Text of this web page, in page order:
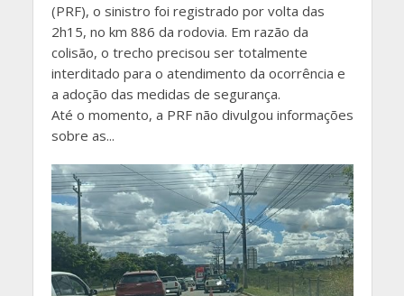
(PRF), o sinistro foi registrado por volta das
2h15, no km 886 da rodovia. Em razão da
colisão, o trecho precisou ser totalmente
interditado para o atendimento da ocorrência e
a adoção das medidas de segurança.
Até o momento, a PRF não divulgou informações
sobre as...